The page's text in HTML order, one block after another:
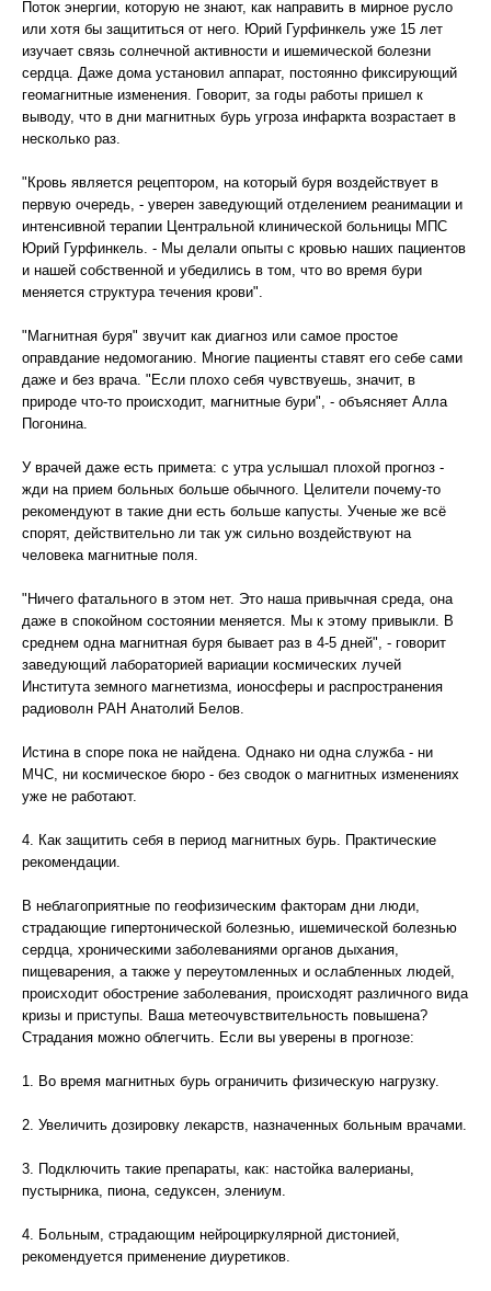
Поток энергии, которую не знают, как направить в мирное русло
или хотя бы защититься от него. Юрий Гурфинкель уже 15 лет
изучает связь солнечной активности и ишемической болезни
сердца. Даже дома установил аппарат, постоянно фиксирующий
геомагнитные изменения. Говорит, за годы работы пришел к
выводу, что в дни магнитных бурь угроза инфаркта возрастает в
несколько раз.
"Кровь является рецептором, на который буря воздействует в
первую очередь, - уверен заведующий отделением реанимации и
интенсивной терапии Центральной клинической больницы МПС
Юрий Гурфинкель. - Мы делали опыты с кровью наших пациентов
и нашей собственной и убедились в том, что во время бури
меняется структура течения крови".
"Магнитная буря" звучит как диагноз или самое простое
оправдание недомоганию. Многие пациенты ставят его себе сами
даже и без врача. "Если плохо себя чувствуешь, значит, в
природе что-то происходит, магнитные бури", - объясняет Алла
Погонина.
У врачей даже есть примета: с утра услышал плохой прогноз -
жди на прием больных больше обычного. Целители почему-то
рекомендуют в такие дни есть больше капусты. Ученые же всё
спорят, действительно ли так уж сильно воздействуют на
человека магнитные поля.
"Ничего фатального в этом нет. Это наша привычная среда, она
даже в спокойном состоянии меняется. Мы к этому привыкли. В
среднем одна магнитная буря бывает раз в 4-5 дней", - говорит
заведующий лабораторией вариации космических лучей
Института земного магнетизма, ионосферы и распространения
радиоволн РАН Анатолий Белов.
Истина в споре пока не найдена. Однако ни одна служба - ни
МЧС, ни космическое бюро - без сводок о магнитных изменениях
уже не работают.
4. Как защитить себя в период магнитных бурь. Практические
рекомендации.
В неблагоприятные по геофизическим факторам дни люди,
страдающие гипертонической болезнью, ишемической болезнью
сердца, хроническими заболеваниями органов дыхания,
пищеварения, а также у переутомленных и ослабленных людей,
происходит обострение заболевания, происходят различного вида
кризы и приступы. Ваша метеочувствительность повышена?
Страдания можно облегчить. Если вы уверены в прогнозе:
1. Во время магнитных бурь ограничить физическую нагрузку.
2. Увеличить дозировку лекарств, назначенных больным врачами.
3. Подключить такие препараты, как: настойка валерианы,
пустырника, пиона, седуксен, элениум.
4. Больным, страдающим нейроциркулярной дистонией,
рекомендуется применение диуретиков.